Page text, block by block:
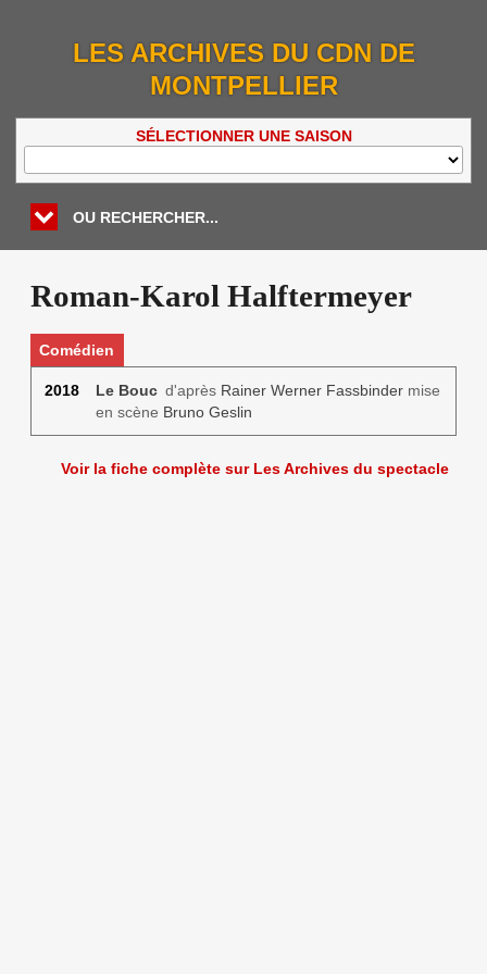
LES ARCHIVES DU CDN DE
MONTPELLIER
SÉLECTIONNER UNE SAISON
OU RECHERCHER...
Roman-Karol Halftermeyer
Comédien
2018 Le Boucd'après Rainer Werner Fassbindermise
en scène Bruno Geslin
Voir la fiche complète sur Les Archives du spectacle